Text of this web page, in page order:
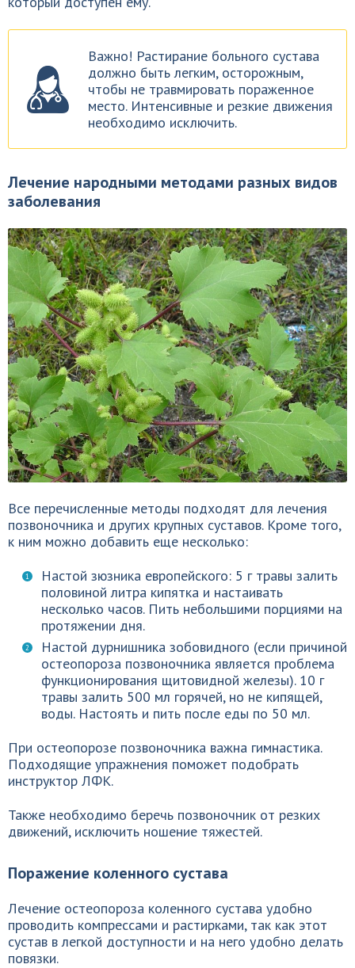
Важно! Растирание больного сустава
должно быть легким, осторожным,
чтобы не травмировать пораженное
место. Интенсивные и резкие движения
необходимо исключить.
Лечение народными методами разных видов
заболевания
Все перечисленные методы подходят для лечения
позвоночника и других крупных суставов. Кроме того,
к ним можно добавить еще несколько:
Настой зюзника европейского: 5 г травы залить
половиной литра кипятка и настаивать
несколько часов. Пить небольшими порциями на
протяжении дня.
Настой дурнишника зобовидного (если причиной
остеопороза позвоночника является проблема
функционирования щитовидной железы). 10 г
травы залить 500 мл горячей, но не кипящей,
воды. Настоять и пить после еды по 50 мл.
При остеопорозе позвоночника важна гимнастика.
Подходящие упражнения поможет подобрать
инструктор ЛФК.
Также необходимо беречь позвоночник от резких
движений, исключить ношение тяжестей.
Поражение коленного сустава
Лечение остеопороза коленного сустава удобно
проводить компрессами и растирками, так как этот
сустав в легкой доступности и на него удобно делать
повязки.